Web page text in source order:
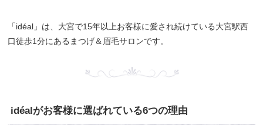
「idéal」は、大宮で15年以上お客様に愛され続けている大宮駅西
口徒歩1分にあるまつげ＆眉毛サロンです。
idéalがお客様に選ばれている6つの理由